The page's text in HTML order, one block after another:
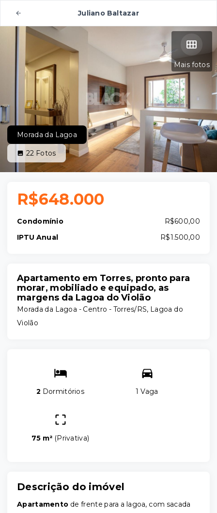
Juliano Baltazar
Mais fotos
Morada da Lagoa
22 Fotos
R$648.000
Condomínio
R$600,00
IPTU Anual
R$1.500,00
Apartamento em Torres, pronto para
morar, mobiliado e equipado, as
margens da Lagoa do Violão
Morada da Lagoa - Centro - Torres/RS, Lagoa do
Violão
2 Dormitórios 1 Vaga
75 m² (Privativa)
Descrição do imóvel
Apartamento de frente para a lagoa, com sacada